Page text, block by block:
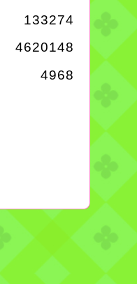
133274
4620148
4968